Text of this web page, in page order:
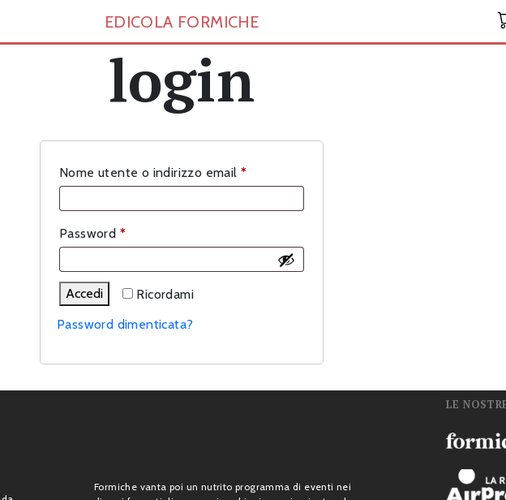
EDICOLA FORMICHE
login
Nome utente o indirizzo email *Richiesto
Password *Richiesto
Ricordami
Accedi
Password dimenticata?
Formiche vanta poi un nutrito programma di eventi nei
LE